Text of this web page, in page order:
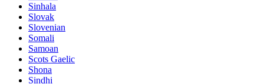
Sinhala
Slovak
Slovenian
Somali
Samoan
Scots Gaelic
Shona
Sindhi